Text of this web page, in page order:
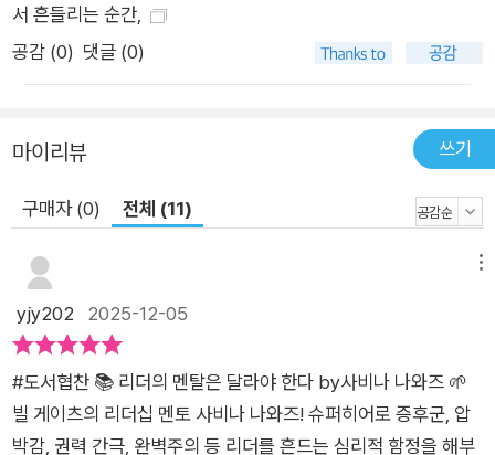
‘권한 위임 다이얼’을 소개한다. 위임은 ON/OFF로 나누는 스위
치가 아니라 직원의 역량과 준비 상태를 고려해 조정해야 하는 다
하기보다 보여주기-설명하기-가르치기-질문하기-안정망 역할
하기 등 단계별로 위임 프로세스를 체계화할 것을 조언한다. 한편
디테일에 과도하게 집착해 ‘가림막 높이’나 회의용 볼펜 상태까지
벽주의로 인해 시간에 늘 쫓기는 리더에게는 ‘시간 포트폴리오 분
석’을 통해 업무 비율을 재배치하는 방법을 안내한다. LG화학 오
승민 인재육성 담당의 말처럼, “리더들이 직면하는 압박 속에서
촘촘히 담겨 있다. ■ “리더십은 결국 나를 이끄는 힘이다” 번아
웃을 넘어 나와 조직을 함께 살리는 내면 리더십 과도한 업무, 끊
서 흔들리는 순간,
공감 (0) 댓글 (0)
마이리뷰 쓰기
구매자 (0) 전체 (11)
yjy202 2025-12-05
#도서협찬 📚 리더의 멘탈은 달라야 한다 by사비나 나와즈 🌱
빌 게이츠의 리더십 멘토 사비나 나와즈! 슈퍼히어로 증후군, 압
박감, 권력 간극, 완벽주의 등 리더를 흔드는 심리적 함정을 해부